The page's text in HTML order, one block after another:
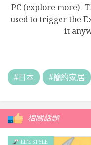
PC (explore more)-
used to trigger the
it
#日本 #簡約家居
相關話題
LIFE STYLE